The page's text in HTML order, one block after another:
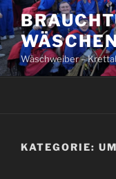
Zum
Inhalt
springen
Wäschweiber –
KATEGORIE: